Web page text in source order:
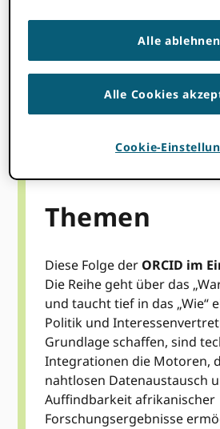
erkannt werden. Versuchen
Neuladen
JETZT ANSEHEN
Themen
Diese Folge derORCID im
Die Reihe geht über das
und taucht tief in das „Wie“
Politik und
Grundlage schaffen, sind
Integrationen die Motoren,
nahtlosen Datenaustausch
Auffindbarkeit afrikanischer
Forschungsergebnisse
Alle ablehnen
Alle Cookies
Cookie-